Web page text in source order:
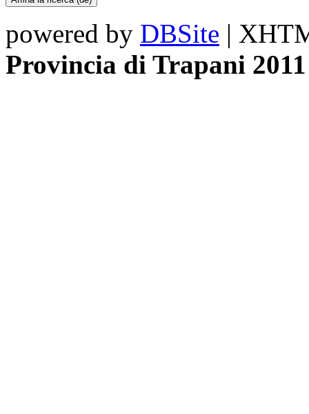
powered by DBSite |
Provincia di Trapani 2011